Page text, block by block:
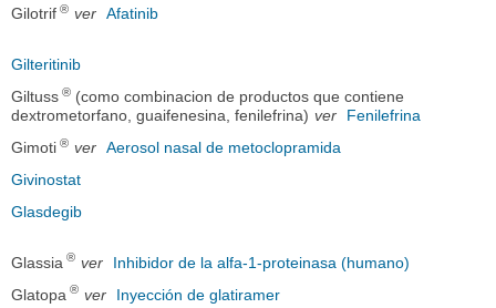
Gilotrif ® ver Afatinib
Gilteritinib
Giltuss ® (como combinacion de productos que contiene
dextrometorfano, guaifenesina, fenilefrina) ver
Fenilefrina
Gimoti ® ver Aerosol nasal de metoclopramida
Givinostat
Glasdegib
Glassia ® ver
Inhibidor de la alfa-1-proteinasa (humano)
Glatopa ® ver
Inyección de glatiramer